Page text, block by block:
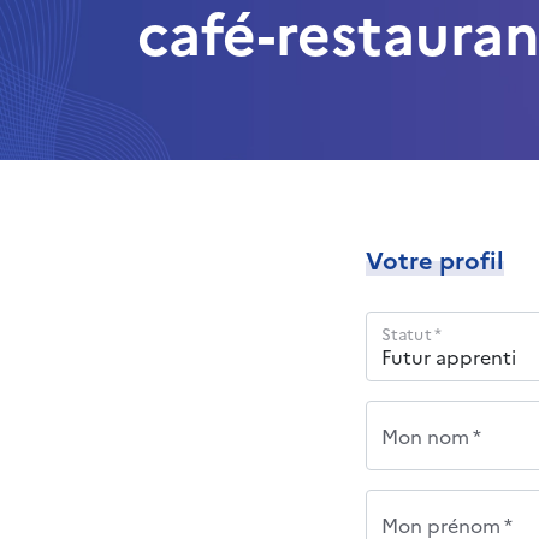
café-
Votre profil
Statut *
Mon nom *
Mon prénom *